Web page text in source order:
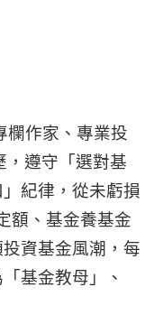
欄作家、專業投
，遵守「選對基
紀律，從未虧損
額、基金養基金
資基金風潮，每
基金教母」、